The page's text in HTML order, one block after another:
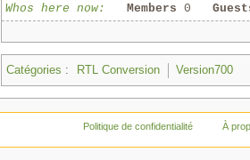
Whos here now: Members 0
Catégories : RTL Conversion Version700
Politique de confidentialité À